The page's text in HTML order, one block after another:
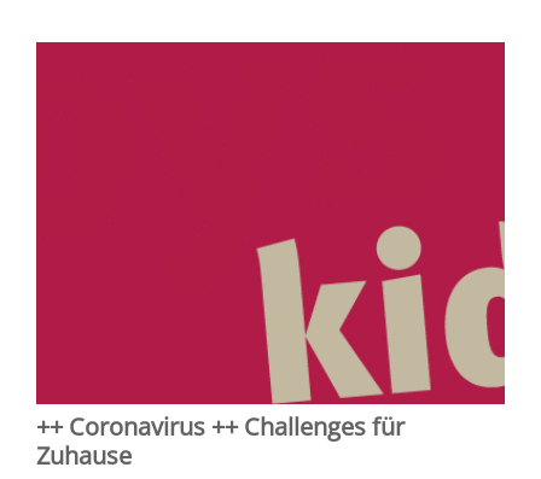
++ Coronavirus ++ Challenges für
Zuhause